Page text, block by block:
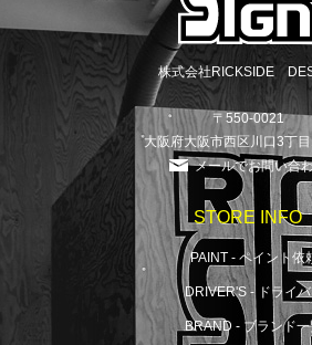
株式会社RICKSIDE
〒550-0021
大阪府大阪市西区川口3丁
メールでお問い合
STORE INFO
PAINT - ペイント依
DRIVER'S - ドライ
BRAND - ブランド一